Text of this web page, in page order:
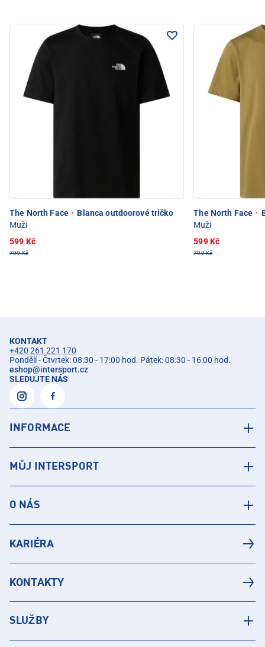
The North Face · Blanca outdoorové tričko
Muži
599 Kč
799 Kč
The North Face ·
Muži
599 Kč
799 Kč
KONTAKT
+420 261 221 170
Pondělí - Čtvrtek: 08:30 - 17:00 hod. Pátek: 08:30 - 16:00 hod.
eshop@intersport.cz
SLEDUJTE NÁS
INFORMACE
MŮJ INTERSPORT
O NÁS
KARIÉRA
KONTAKTY
SLUŽBY